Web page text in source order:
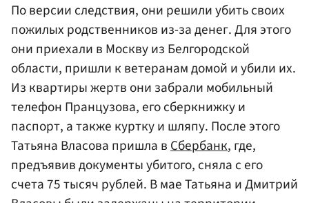
По версии следствия, они решили убить своих
пожилых родственников из-за денег. Для этого
они приехали в Москву из Белгородской
области, пришли к ветеранам домой и убили их.
Из квартиры жертв они забрали мобильный
телефон Пранцузова, его сберкнижку и
паспорт, а также куртку и шляпу. После этого
Татьяна Власова пришла вСбербанк, где,
предъявив документы убитого, сняла с его
счета 75 тысяч рублей. В мае Татьяна и Дмитрий